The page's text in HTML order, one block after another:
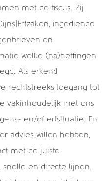
met de fiscus. Zij
ingediende
en
welke (na)heffingen
Als erkend
rechtstreeks toegang tot
vakinhoudelijk met ons
en/of erfsituatie. En
advies willen hebben,
met de juiste
snelle en directe lijnen.